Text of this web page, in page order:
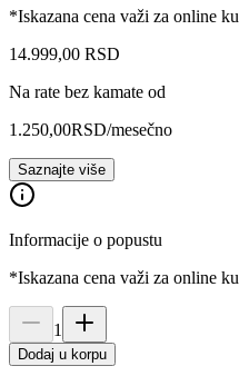
*Iskazana cena važi za online
14.999,00 RSD
Na rate bez kamate od
1.250,00RSD/mesečno
Saznajte više
Informacije o popustu
*Iskazana cena važi za online
1
Dodaj u korpu